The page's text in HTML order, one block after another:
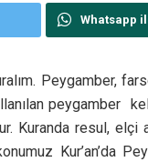
Whatsapp
Peygamber,
peygamber
Kuranda resul,
Kur’an’da